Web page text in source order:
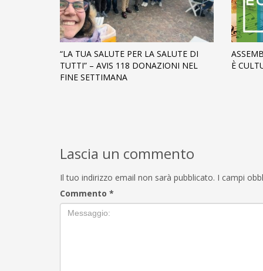
“LA TUA SALUTE PER LA SALUTE DI
TUTTI” – AVIS 118 DONAZIONI NEL
FINE SETTIMANA
È
Lascia un commento
Il tuo indirizzo email non sarà pubblicato. I campi
Commento *